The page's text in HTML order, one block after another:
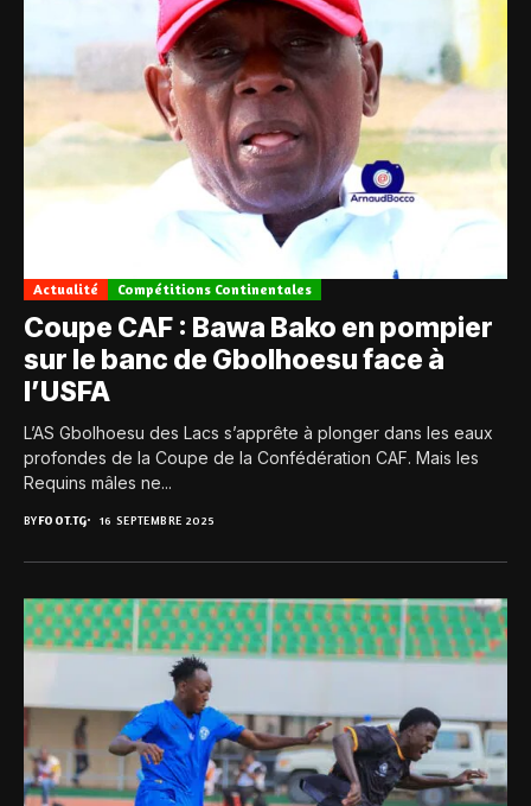
Actualité Compétitions Continentales
Coupe CAF : Bawa Bako en pompier
sur le banc de Gbolhoesu face à
l’USFA
L’AS Gbolhoesu des Lacs s’apprête à plonger dans les eaux
profondes de la Coupe de la Confédération CAF. Mais les
Requins mâles ne...
BYFOOT.TG 16 SEPTEMBRE 2025